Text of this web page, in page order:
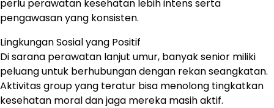
perlu perawatan kesehatan lebih intens serta
pengawasan yang konsisten.
Lingkungan Sosial yang Positif
Di sarana perawatan lanjut umur, banyak senior miliki
peluang untuk berhubungan dengan rekan seangkatan.
Aktivitas group yang teratur bisa menolong tingkatkan
kesehatan moral dan jaga mereka masih aktif.